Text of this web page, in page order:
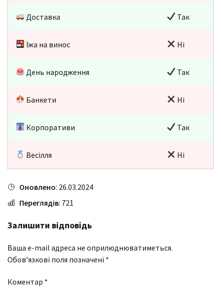
Доставка Так
Їжа на винос Ні
День народження Так
Банкети Ні
Корпоративи Так
Весілля Ні
Оновлено: 26.03.2024
Переглядів: 721
Залишити відповідь
Ваша e-mail адреса не оприлюднюватиметься.
Обов’язкові поля позначені *
Коментар *